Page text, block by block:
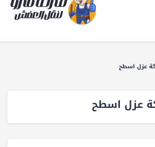
عزل اسطح
عزل اسطح